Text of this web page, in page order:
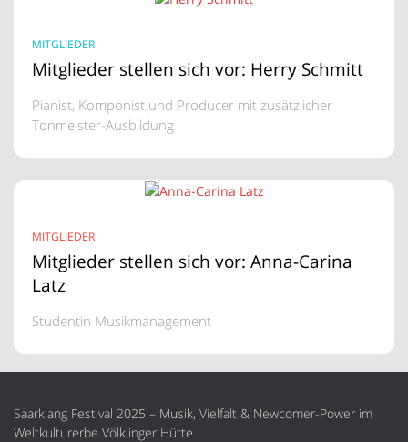
MITGLIEDER
Mitglieder stellen sich vor: Herry Schmitt
Pianist, Komponist und Producer mit zusätzlicher
Tonmeister-Ausbildung
MITGLIEDER
Mitglieder stellen sich vor: Anna-Carina
Latz
Studentin Musikmanagement
Saarklang Festival 2025 – Musik, Vielfalt & Newcomer-Power im
Weltkulturerbe Völklinger Hütte